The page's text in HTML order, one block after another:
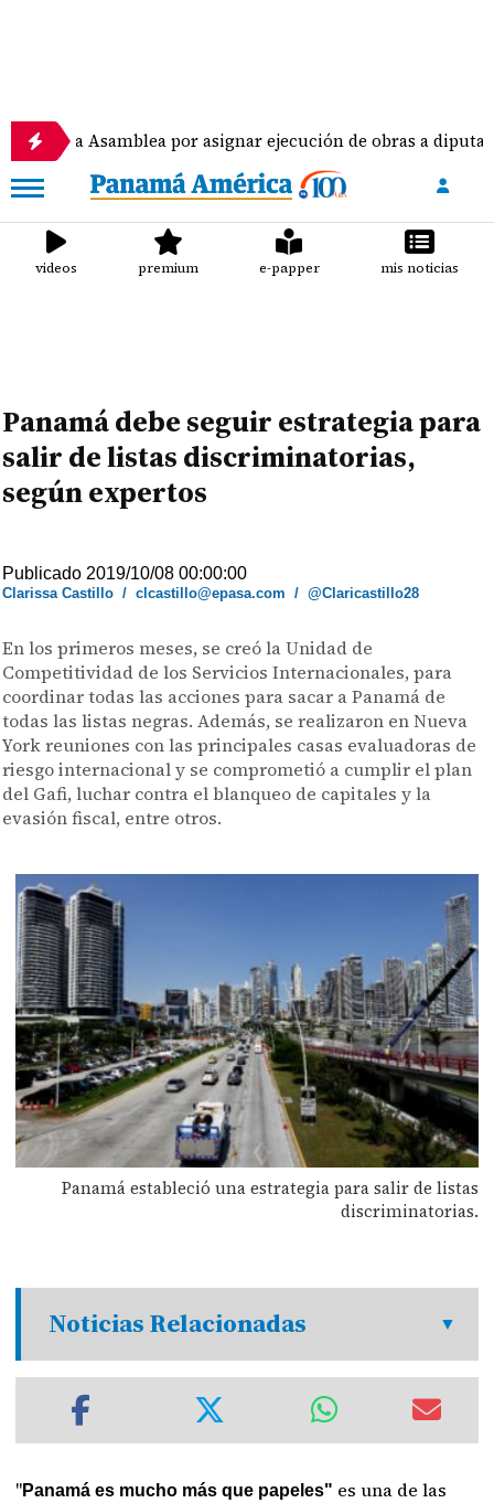
por asignar ejecución de obras a diputados
videos premium e-papper mis noticias
Panamá debe seguir estrategia para
salir de listas discriminatorias,
según expertos
Publicado 2019/10/08 00:00:00
Clarissa Castillo /clcastillo@epasa.com /@Claricastillo28
En los primeros meses, se creó la Unidad de
Competitividad de los Servicios Internacionales, para
coordinar todas las acciones para sacar a Panamá de
todas las listas negras. Además, se realizaron en Nueva
York reuniones con las principales casas evaluadoras de
riesgo internacional y se comprometió a cumplir el plan
del Gafi, luchar contra el blanqueo de capitales y la
evasión fiscal, entre otros.
Panamá estableció una estrategia para salir de listas
discriminatorias.
Noticias Relacionadas
"Panamá es mucho más que papeles" es una de las